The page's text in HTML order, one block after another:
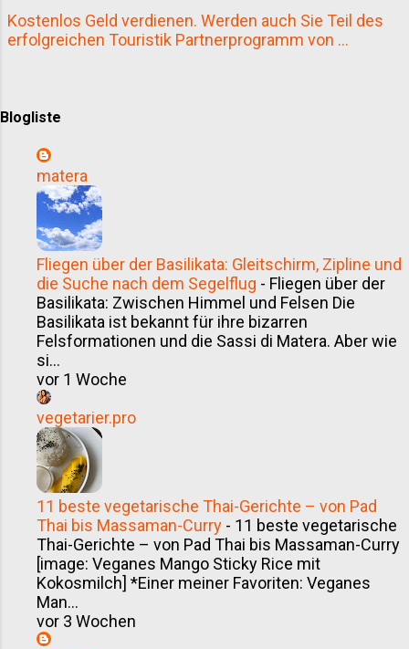
entworfen. Ja, genau: der Michelangelo. Und das
merkt man: Jede Treppe, jeder Gang, jede
Kostenlos Geld verdienen. Werden auch Sie Teil des
erfolgreichen Touristik Partnerprogramm von ...
Blogliste
matera
Fliegen über der Basilikata: Gleitschirm, Zipline und
die Suche nach dem Segelflug - Fliegen über der
Basilikata: Zwischen Himmel und Felsen Die
Basilikata ist bekannt für ihre bizarren
Felsformationen und die Sassi di Matera. Aber wie
si...
vor 1 Woche
vegetarier.pro
11 beste vegetarische Thai-Gerichte – von Pad
Thai bis Massaman-Curry - 11 beste vegetarische
Thai-Gerichte – von Pad Thai bis Massaman-Curry
[image: Veganes Mango Sticky Rice mit
Kokosmilch] *Einer meiner Favoriten: Veganes
Man...
vor 3 Wochen